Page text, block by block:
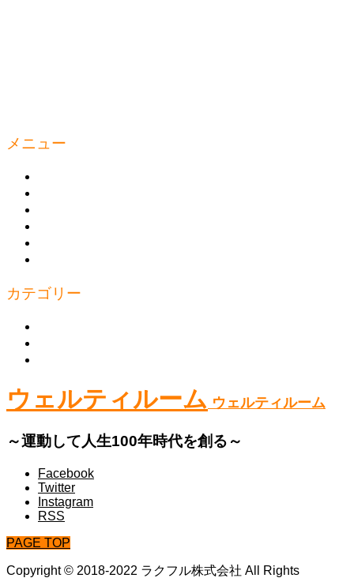
メニュー
カテゴリー
ウェルティルーム ウェルティルーム
～運動して人生100年時代を創る～
Facebook
Twitter
Instagram
RSS
PAGE TOP
Copyright © 2018-2022 ラクフル株式会社 All Rights